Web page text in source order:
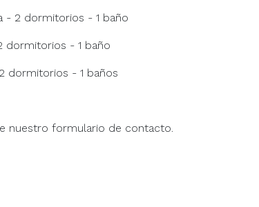
- 2 dormitorios - 1 baño
dormitorios - 1 baño
dormitorios - 1 baños
nuestro formulario de contacto.